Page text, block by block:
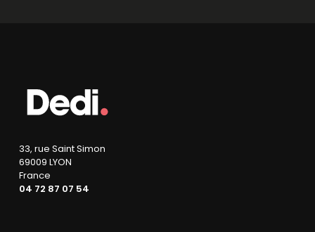
33, rue Saint Simon
69009 LYON
France
04 72 87 07 54